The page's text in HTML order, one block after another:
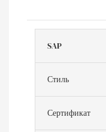
SAP
Стиль
Сертификат